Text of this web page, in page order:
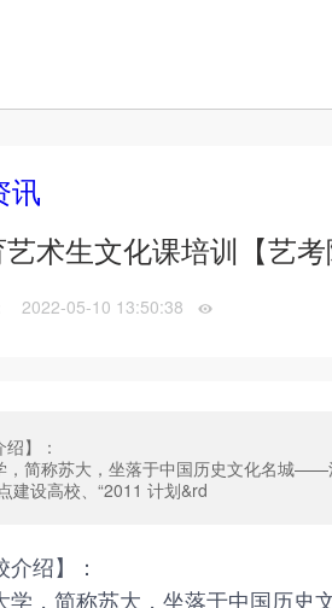
讯
术生文化课培训【艺
2022-05-10 13:50:38
绍】：
，简称苏大，坐落于中国历史文化名城——
建设高校、“2011 计划&rd
介绍】：
学，简称苏大，坐落于中国历